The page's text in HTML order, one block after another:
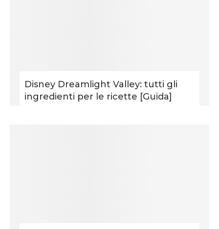
Disney Dreamlight Valley: tutti gli
ingredienti per le ricette [Guida]